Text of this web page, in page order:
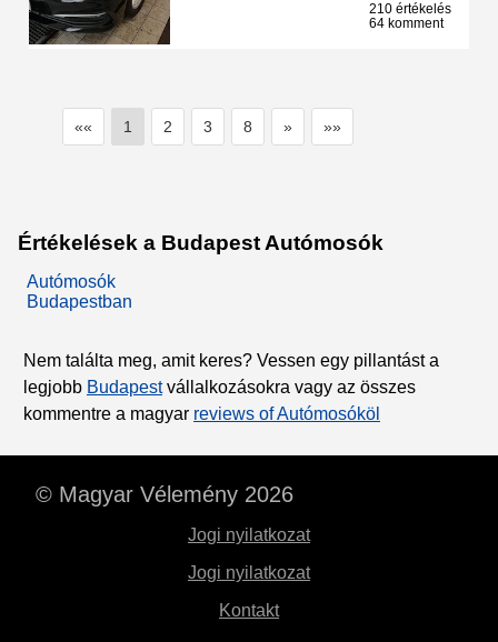
210 értékelés
64 komment
«« 1 2 3 8 » »»
Értékelések a Budapest Autómosók
Autómosók
Budapestban
Nem találta meg, amit keres? Vessen egy pillantást a
legjobb Budapestvállalkozásokra vagy az összes
kommentre a magyar reviews of Autómosóköl
© Magyar Vélemény 2026
Jogi nyilatkozat
Jogi nyilatkozat
Kontakt